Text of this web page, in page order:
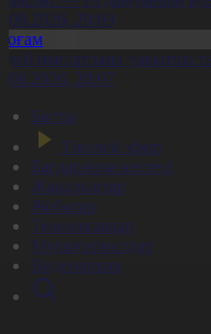
20:09
импортына уақытша
20:07
Басты
Тікелей эфир
Бағдарлама кестесі
Жаңалықтар
Жобалар
Телехикаялар
Мультсериалдар
Видеоархив